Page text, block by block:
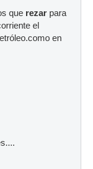
que rezar para
el
en